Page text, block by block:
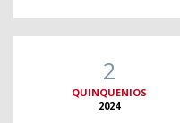
2
QUINQUENIOS
2024